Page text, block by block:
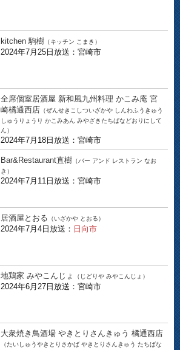
kitchen 駒樹 （キッチン こまき）
2024年7月25日放送：宮崎市
全席個室居酒屋 新和風九州料理 かこみ庵 宮
崎橘通西店 （ぜんせきこしついざかや しんわふうきゅう
しゅうりょうり かこみあん みやざきたちばなどおりにして
ん）
2024年7月18日放送：宮崎市
Bar&Restaurant直樹 （バー アンド レストラン なお
き）
2024年7月11日放送：宮崎市
居酒屋とおる （いざかや とおる）
2024年7月4日放送： 日向市
地鶏家 みやこんじょ （じどりや みやこんじょ）
2024年6月27日放送：宮崎市
大衆焼き鳥酒場 やきとりさんきゅう 橘通西店
（たいしゅうやきとりさかば やきとりさんきゅう たちばな